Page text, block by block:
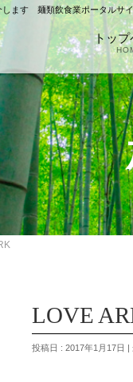
します 麺類飲食業ポータルサ
トップ
LOVE
投稿日 : 2017年1月17日